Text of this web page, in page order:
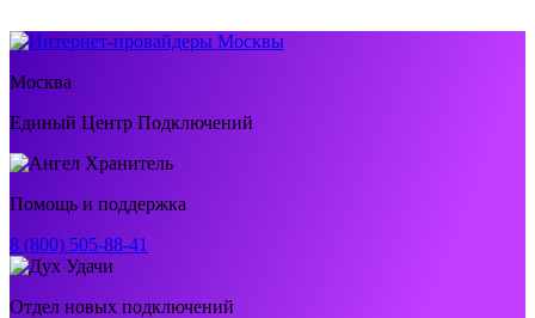
Москва
Единый Центр Подключений
Помощь и поддержка
8 (800) 505-88-41
Отдел новых подключений